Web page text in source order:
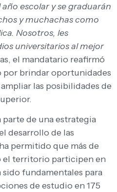
escolar y se graduarán
y muchachas como
Nosotros, les
universitarios al mejor
el mandatario reafirmó
por brindar oportunidades
las posibilidades de
de una estrategia
desarrollo de las
permitido que más de
el territorio participen en
sido fundamentales para
de estudio en 175